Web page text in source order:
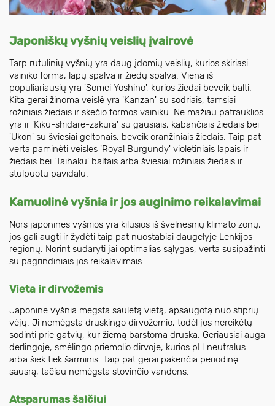
Japoniškų vyšnių veislių įvairovė
Tarp rutulinių vyšnių yra daug įdomių veislių, kurios skiriasi
vainiko forma, lapų spalva ir žiedų spalva. Viena iš
populiariausių yra 'Somei Yoshino', kurios žiedai beveik balti.
Kita gerai žinoma veislė yra 'Kanzan' su sodriais, tamsiai
rožiniais žiedais ir skėčio formos vainiku. Ne mažiau patrauklios
yra ir 'Kiku-shidare-zakura' su gausiais, kabančiais žiedais bei
'Ukon' su šviesiai geltonais, beveik oranžiniais žiedais. Taip pat
verta paminėti veisles 'Royal Burgundy' violetiniais lapais ir
žiedais bei 'Taihaku' baltais arba šviesiai rožiniais žiedais ir
stulpuotu pavidalu.
Kamuolinė vyšnia ir jos auginimo reikalavimai
Nors japoninės vyšnios yra kilusios iš švelnesnių klimato zonų,
jos gali augti ir žydėti taip pat nuostabiai daugelyje Lenkijos
regionų. Norint sudaryti jai optimalias sąlygas, verta susipažinti
su pagrindiniais jos reikalavimais.
Vieta ir dirvožemis
Japoninė vyšnia mėgsta saulėtą vietą, apsaugotą nuo stiprių
vėjų. Ji nemėgsta druskingo dirvožemio, todėl jos nereikėtų
sodinti prie gatvių, kur žiemą barstoma druska. Geriausiai auga
derlingoje, smėlingo priemolio dirvoje, kurios pH neutralus
arba šiek tiek šarminis. Taip pat gerai pakenčia periodinę
sausrą, tačiau nemėgsta stovinčio vandens.
Atsparumas šalčiui